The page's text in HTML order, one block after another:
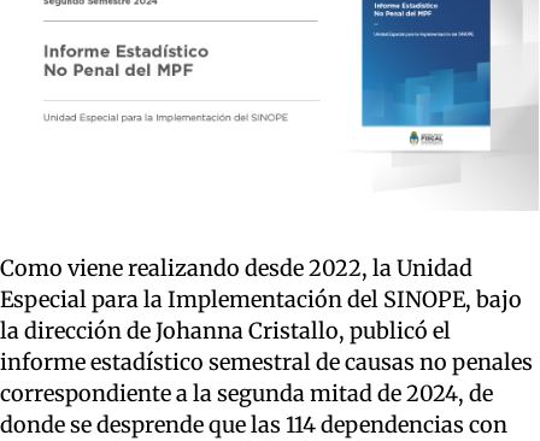
Como viene realizando desde 2022, la Unidad
Especial para la Implementación del SINOPE, bajo
la dirección de Johanna Cristallo, publicó el
informe estadístico semestral de causas no penales
correspondiente a la segunda mitad de 2024, de
donde se desprende que las 114 dependencias con